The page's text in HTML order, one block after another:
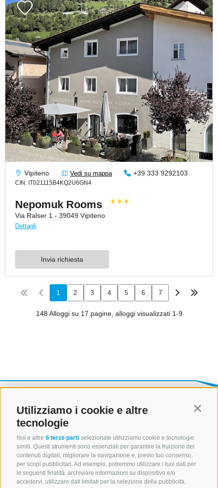
Utilizziamo i cookie e altre
tecnologie
Noi e altre 6 terze parti selezionate utilizziamo cookie e tecnologie
simili. Questi strumenti sono essenziali per garantire la fruizione dei
contenuti digitali, migliorare la navigazione e, previo tuo consenso,
per scopi pubblicitari. Ad esempio, potremmo utilizzare i tuoi dati per
le seguenti finalità: archiviare informazioni su dispositivo e/o
accedervi, utilizzare dati limitati per la selezione della pubblicità,